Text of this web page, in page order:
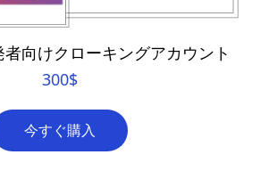
者向けクローキングアカウント
300$
今すぐ購入